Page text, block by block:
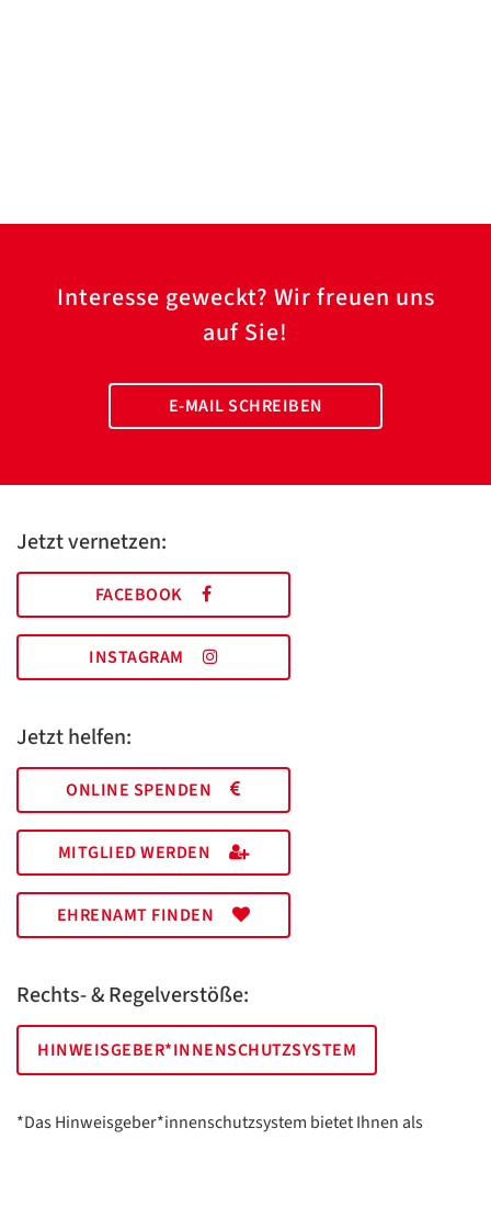
Interesse geweckt? Wir freuen uns
auf Sie!
E-MAIL SCHREIBEN
Jetzt vernetzen:
FACEBOOK
INSTAGRAM
Jetzt helfen:
ONLINE SPENDEN
MITGLIED WERDEN
EHRENAMT FINDEN
Rechts- & Regelverstöße:
HINWEISGEBER*INNENSCHUTZSYSTEM
*Das Hinweisgeber*innenschutzsystem bietet Ihnen als